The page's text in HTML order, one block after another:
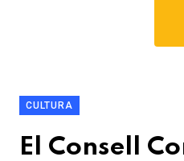
CULTURA
El Consell